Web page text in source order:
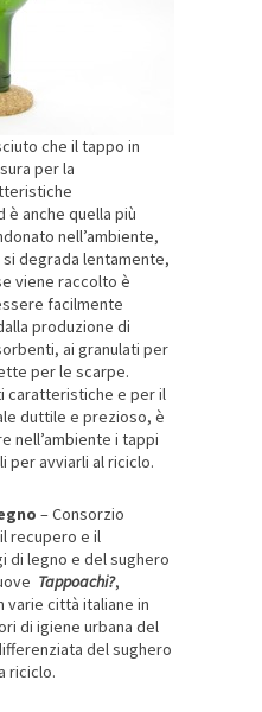
che il tappo in
per la
anche quella più
nell’ambiente,
degrada lentamente,
viene raccolto è
facilmente
produzione di
ai granulati per
per le scarpe.
caratteristiche e per il
duttile e prezioso, è
nell’ambiente i tappi
per avviarli al riciclo.
– Consorzio
recupero e il
di legno e del sughero
Tappoachi?,
varie città italiane in
di igiene urbana del
del sughero
riciclo.